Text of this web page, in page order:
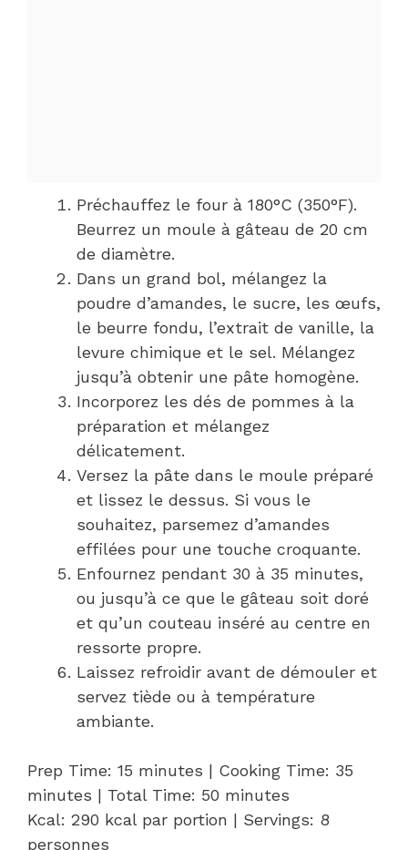
Préchauffez le four à 180°C (350°F).
Beurrez un moule à gâteau de 20 cm
de diamètre.
Dans un grand bol, mélangez la
poudre d’amandes, le sucre, les œufs,
le beurre fondu, l’extrait de vanille, la
levure chimique et le sel. Mélangez
jusqu’à obtenir une pâte homogène.
Incorporez les dés de pommes à la
préparation et mélangez
délicatement.
Versez la pâte dans le moule préparé
et lissez le dessus. Si vous le
souhaitez, parsemez d’amandes
effilées pour une touche croquante.
Enfournez pendant 30 à 35 minutes,
ou jusqu’à ce que le gâteau soit doré
et qu’un couteau inséré au centre en
ressorte propre.
Laissez refroidir avant de démouler et
servez tiède ou à température
ambiante.
Prep Time: 15 minutes | Cooking Time: 35
minutes | Total Time: 50 minutes
Kcal: 290 kcal par portion | Servings: 8
personnes